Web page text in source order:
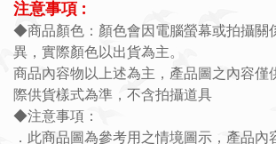
注意事項 :
◆商品顏色：顏色會因電腦螢幕或拍攝關
異，實際顏色以出貨為主。
商品內容物以上述為主，產品圖之內容僅
際供貨樣式為準，不含拍攝道具
◆注意事項：
．此商品圖為參考用之情境圖示，產品內